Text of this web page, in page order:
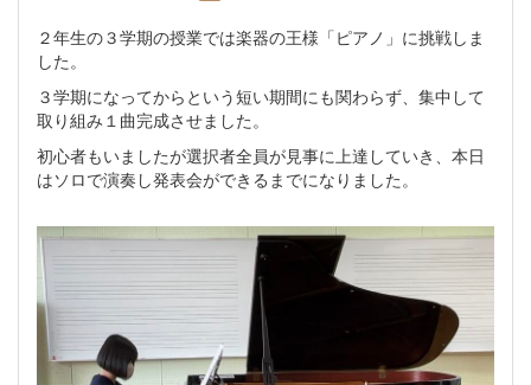
２年生の３学期の授業では楽器の王様「ピアノ」に挑戦しま
した。
３学期になってからという短い期間にも関わらず、集中して
取り組み１曲完成させました。
初心者もいましたが選択者全員が見事に上達していき、本日
はソロで演奏し発表会ができるまでになりました。